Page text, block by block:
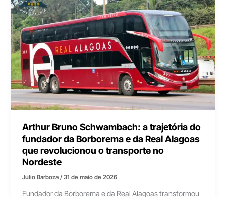
Arthur Bruno Schwambach: a trajetória do
fundador da Borborema e da Real Alagoas
que revolucionou o transporte no
Nordeste
Júlio Barboza/31 de maio de 2026
Fundador da Borborema e da Real Alagoas transformou